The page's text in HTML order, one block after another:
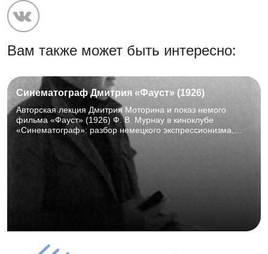
Вам также может быть интересно:
Синематограф Дмитрия «Фауст» (1926)
Авторская лекция Дмитрия Моторина и показ немого
фильма «Фауст» (1926) Ф. В. Мурнау в киноклубе
«Синематограф»: разбор немецкого экспрессионизма,
просмотр и обсуждение шедевра мирового кино. ТОНБ,
Горбовский зал (к. 107), 15 августа 2026 г., 15:00–18:00.